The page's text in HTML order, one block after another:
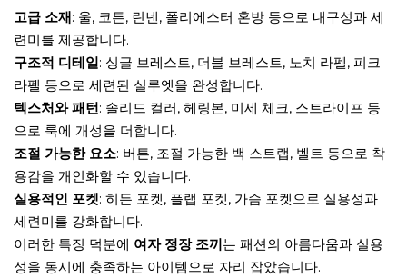
고급 소재: 울, 코튼, 린넨, 폴리에스터 혼방 등으로 내구성과 세
련미를 제공합니다.
구조적 디테일: 싱글 브레스트, 더블 브레스트, 노치 라펠, 피크
라펠 등으로 세련된 실루엣을 완성합니다.
텍스처와 패턴: 솔리드 컬러, 헤링본, 미세 체크, 스트라이프 등
으로 룩에 개성을 더합니다.
조절 가능한 요소: 버튼, 조절 가능한 백 스트랩, 벨트 등으로 착
용감을 개인화할 수 있습니다.
실용적인 포켓: 히든 포켓, 플랩 포켓, 가슴 포켓으로 실용성과
세련미를 강화합니다.
이러한 특징 덕분에 여자 정장 조끼는 패션의 아름다움과 실용
성을 동시에 충족하는 아이템으로 자리 잡았습니다.